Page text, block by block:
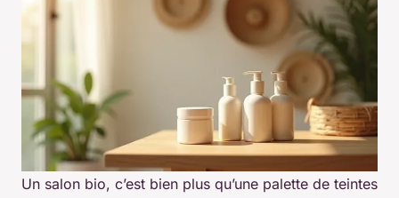
Un salon bio, c’est bien plus qu’une palette de teintes